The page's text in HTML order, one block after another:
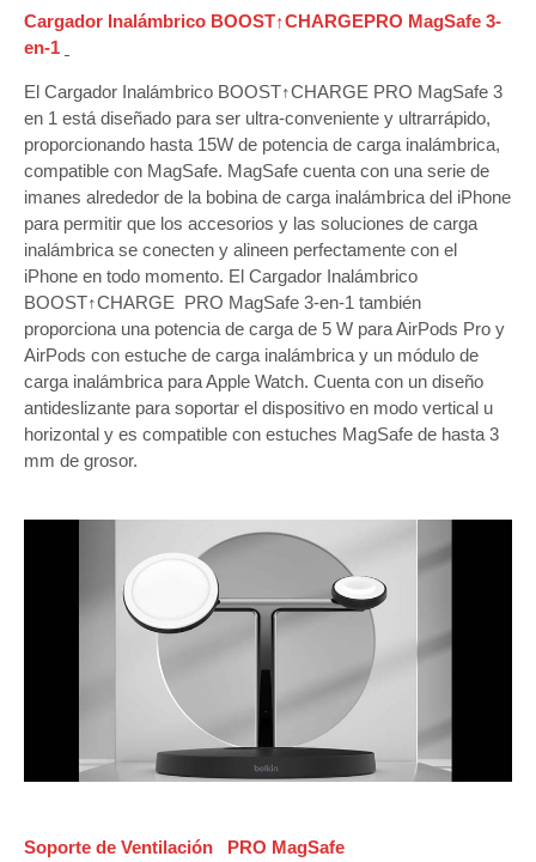
Cargador Inalámbrico BOOST↑CHARGEPRO MagSafe 3-
en-1
El Cargador Inalámbrico BOOST↑CHARGE PRO MagSafe 3
en 1 está diseñado para ser ultra-conveniente y ultrarrápido,
proporcionando hasta 15W de potencia de carga inalámbrica,
compatible con MagSafe. MagSafe cuenta con una serie de
imanes alrededor de la bobina de carga inalámbrica del iPhone
para permitir que los accesorios y las soluciones de carga
inalámbrica se conecten y alineen perfectamente con el
iPhone en todo momento. El Cargador Inalámbrico
BOOST↑CHARGE PRO MagSafe 3-en-1 también
proporciona una potencia de carga de 5 W para AirPods Pro y
AirPods con estuche de carga inalámbrica y un módulo de
carga inalámbrica para Apple Watch. Cuenta con un diseño
antideslizante para soportar el dispositivo en modo vertical u
horizontal y es compatible con estuches MagSafe de hasta 3
mm de grosor.
Soporte de Ventilación PRO MagSafe